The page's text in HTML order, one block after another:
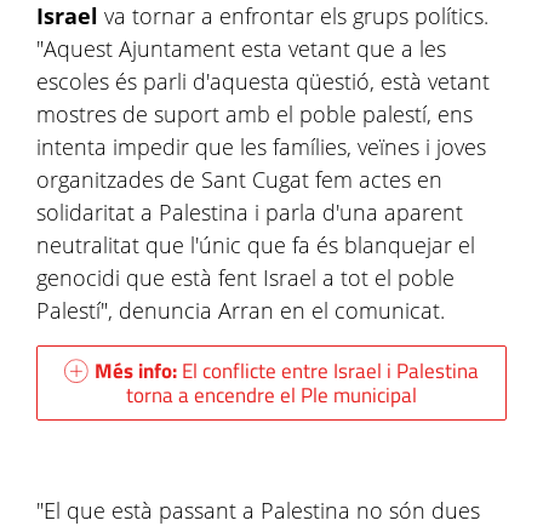
Israel va tornar a enfrontar els grups polítics.
"Aquest Ajuntament esta vetant que a les
escoles és parli d'aquesta qüestió, està vetant
mostres de suport amb el poble palestí, ens
intenta impedir que les famílies, veïnes i joves
organitzades de Sant Cugat fem actes en
solidaritat a Palestina i parla d'una aparent
neutralitat que l'únic que fa és blanquejar el
genocidi que està fent Israel a tot el poble
Palestí", denuncia Arran en el comunicat.
Més info:El conflicte entre Israel i Palestina
torna a encendre el Ple municipal
"El que està passant a Palestina no són dues